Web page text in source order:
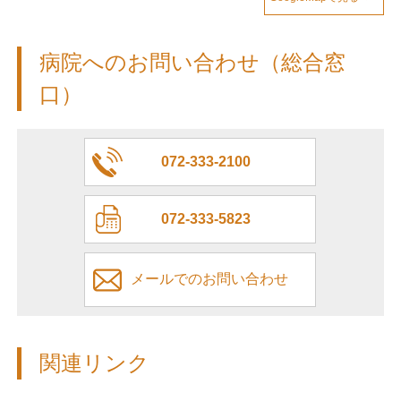
病院へのお問い合わせ（総合窓
口）
072-333-2100
072-333-5823
メールでのお問い合わせ
関連リンク